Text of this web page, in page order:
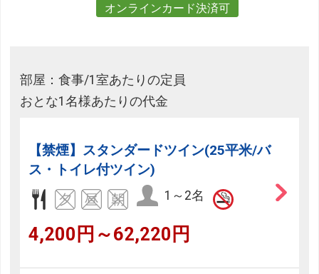
オンラインカード決済可
部屋：食事/1室あたりの定員
おとな1名様あたりの代金
【禁煙】スタンダードツイン(25平米/バ
ス・トイレ付ツイン)
1～2名
4,200円～62,220円